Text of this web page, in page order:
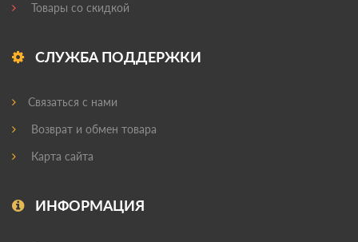
Товары со скидкой
СЛУЖБА ПОДДЕРЖКИ
Связаться с нами
Возврат и обмен товара
Карта сайта
ИНФОРМАЦИЯ